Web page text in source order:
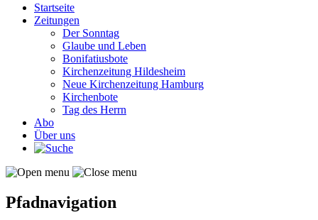
Startseite
Zeitungen
Der Sonntag
Glaube und Leben
Bonifatiusbote
Kirchenzeitung Hildesheim
Neue Kirchenzeitung Hamburg
Kirchenbote
Tag des Herrn
Abo
Über uns
Pfadnavigation